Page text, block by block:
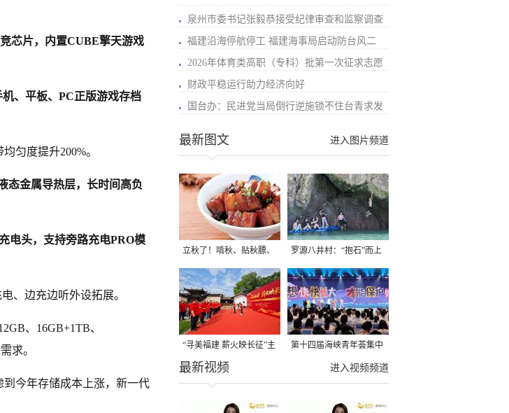
芯片，内置CUBE擎天游戏
、平板、PC正版游戏存档
匀度提升200%。
态金属导热层，长时间高负
电头，支持旁路充电PRO模
、边充边听外设拓展。
、16GB+1TB、
求。
到今年存储成本上涨，新一代
泉州市委书记张毅恭接受纪律审查和监察调查
福建沿海停航停工 福建海事局启动防台风二
2026年体育类高职（专科）批第一次征求志愿
财政平稳运行助力经济向好
国台办：民进党当局倒行逆施锁不住台青求发
进入图片频道
最新图文
立秋了！啃秋、贴秋膘、
晒秋，福建人这样过才够
味→
罗源八井村：“抱石”而上
“寻美福建 薪火映长征”主
题活动在龙岩长汀启动
第十四届海峡青年荟集中
阶段活动在福州举行
进入视频频道
最新视频